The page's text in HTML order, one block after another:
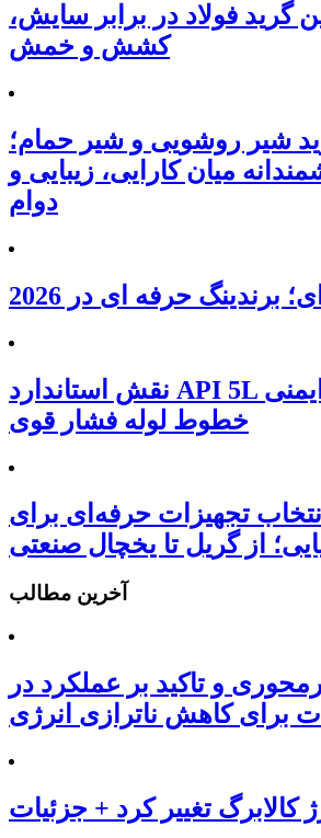
گرید فولاد در برابر سایش،
کشش و خمش
شیر روشویی و شیر حمام؛
میان کارایی، زیبایی و
دوام
برندینگ حرفه ای در 2026
نقش استاندارد API 5L در افزایش ایمنی
خطوط لوله فشار قوی
تجهیزات حرفه‌ای برای
از گریل تا یخچال صنعتی
آخرین مطالب
و تاکید بر عملکرد در
برای کاهش ناترازی انرژی
کالابرگ تغییر کرد + جزئیات